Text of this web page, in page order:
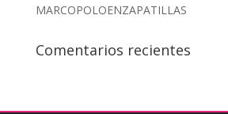
MARCOPOLOENZAPATILLAS
Comentarios recientes